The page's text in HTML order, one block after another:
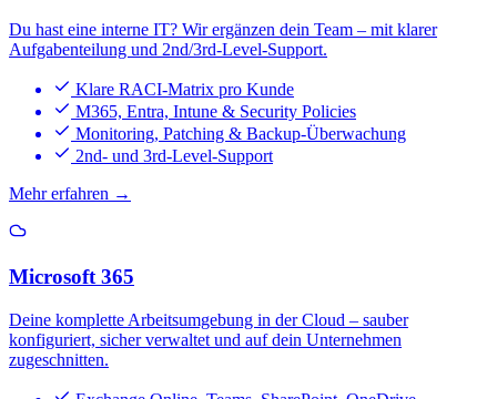
Du hast eine interne IT? Wir ergänzen dein Team – mit klarer
Aufgabenteilung und 2nd/3rd-Level-Support.
Klare RACI-Matrix pro Kunde
M365, Entra, Intune & Security Policies
Monitoring, Patching & Backup-Überwachung
2nd- und 3rd-Level-Support
Mehr erfahren →
Microsoft 365
Deine komplette Arbeitsumgebung in der Cloud – sauber
konfiguriert, sicher verwaltet und auf dein Unternehmen
zugeschnitten.